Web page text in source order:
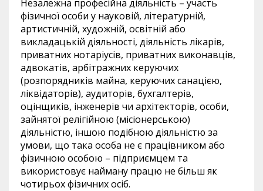
Незалежна професійна діяльність – участь
фізичної особи у науковій, літературній,
артистичній, художній, освітній або
викладацькій діяльності, діяльність лікарів,
приватних нотаріусів, приватних виконавців,
адвокатів, арбітражних керуючих
(розпорядників майна, керуючих санацією,
ліквідаторів), аудиторів, бухгалтерів,
оцінщиків, інженерів чи архітекторів, особи,
зайнятої релігійною (місіонерською)
діяльністю, іншою подібною діяльністю за
умови, що така особа не є працівником або
фізичною особою – підприємцем та
використовує найману працю не більш як
чотирьох фізичних осіб.